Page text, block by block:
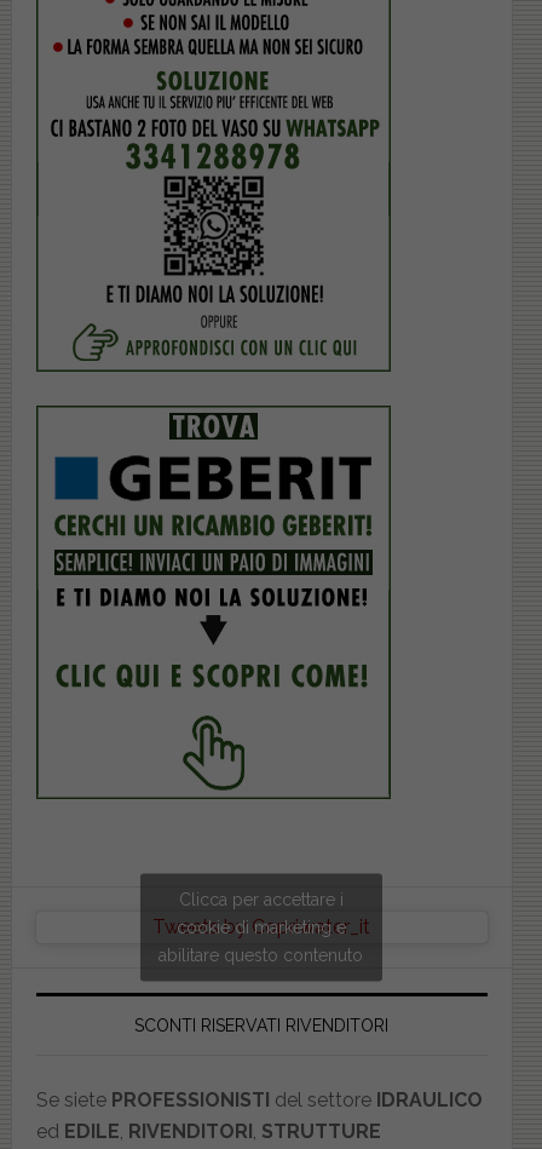
Tweets by Copriwater_it
Clicca per accettare i
cookie di marketing e
abilitare questo contenuto
SCONTI RISERVATI RIVENDITORI
Se siete PROFESSIONISTI del settore IDRAULICO
ed EDILE RIVENDITORI STRUTTURE